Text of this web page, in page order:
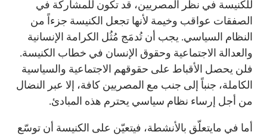
للكنيسة في نظر المصريين، قد تكون للمشاركة في
الصفقات عواقب وخيمة لأنها تجعل الكنيسة جزءاً من
النظام السياسي. يجب أن تُدمَج مُثُل الكرامة الإنسانية
والعدالة الاجتماعية وحقوق الإنسان في خطاب الكنيسة.
فلن يحصل الأقباط على حقوقهم الاجتماعية والسياسية
الكاملة، جنباً إلى جنب مع المصريين كافة، إلا عبر النضال
من أجل إرساء نظام سياسي يحترم هذه المبادئ.
أما في مايتعلّق بالأنشطة، فيتعيّن على الكنيسة أن توسّع